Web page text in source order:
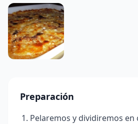
Preparación
Pelaremos y dividiremos